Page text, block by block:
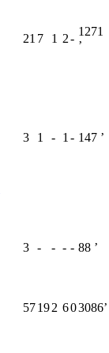
21 7 1 2-
1271
ʼ
3 1 - 1 - 147 ʼ
3 - - - - 88 ʼ
57192 603086ʼ